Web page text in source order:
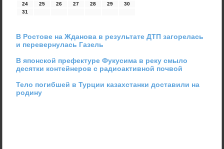
24
25 26 27 28 29
30
31
В Ростове на Жданова в результате ДТП загорелась
и перевернулась Газель
В японской префектуре Фукусима в реку смыло
десятки контейнеров с радиоактивной почвой
Тело погибшей в Турции казахстанки доставили на
родину